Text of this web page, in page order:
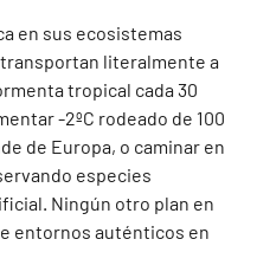
en sus ecosistemas
literalmente a
tropical cada 30
-2ºC rodeado de 100
de Europa, o caminar en
especies
Ningún otro plan en
entornos auténticos en